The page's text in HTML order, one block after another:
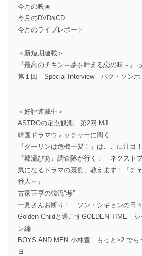
今月の映画
今月のDVD&CD
今月のライブレポート
＜新短期連載＞
『最高のチキン～夢を叶える恋の味～』
第１回 Special Interview パク・ソンホ
＜好評連載中＞
ASTROの定点観測 第2回 MJ
韓国ドラマウォッチャーに聞く
『ダーリンは危機一髪！』はここに注目
『韓流ぴあ』調査隊が行く！ ネクスト
気になるドラマの裏側、教えます！『チ
番人～』
古家正亨の韓流“考”
一見さんお断り！ ソン・シギョンの日
Golden Childと過ごすGOLDEN TIME
ン編
BOYS AND MEN 小林豊 もっと×2 でら
ヨ